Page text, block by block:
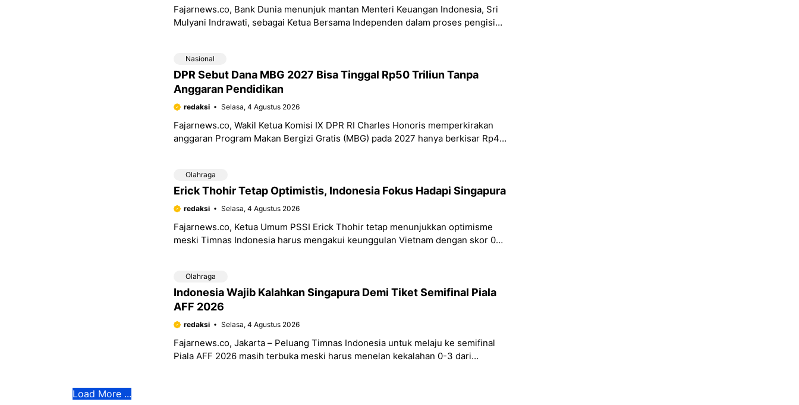
Fajarnews.co, Bank Dunia menunjuk mantan Menteri Keuangan Indonesia, Sri
Mulyani Indrawati, sebagai Ketua Bersama Independen dalam proses pengisian
Nasional
DPR Sebut Dana MBG 2027 Bisa Tinggal Rp50 Triliun Tanpa
Anggaran Pendidikan
redaksi Selasa, 4 Agustus 2026
Fajarnews.co, Wakil Ketua Komisi IX DPR RI Charles Honoris memperkirakan
anggaran Program Makan Bergizi Gratis (MBG) pada 2027 hanya berkisar Rp40
Olahraga
Erick Thohir Tetap Optimistis, Indonesia Fokus Hadapi Singapura
redaksi Selasa, 4 Agustus 2026
Fajarnews.co, Ketua Umum PSSI Erick Thohir tetap menunjukkan optimisme
meski Timnas Indonesia harus mengakui keunggulan Vietnam dengan skor 0-3
Olahraga
Indonesia Wajib Kalahkan Singapura Demi Tiket Semifinal Piala
AFF 2026
redaksi Selasa, 4 Agustus 2026
Fajarnews.co, Jakarta – Peluang Timnas Indonesia untuk melaju ke semifinal
Piala AFF 2026 masih terbuka meski harus menelan kekalahan 0-3 dari
Load More ...